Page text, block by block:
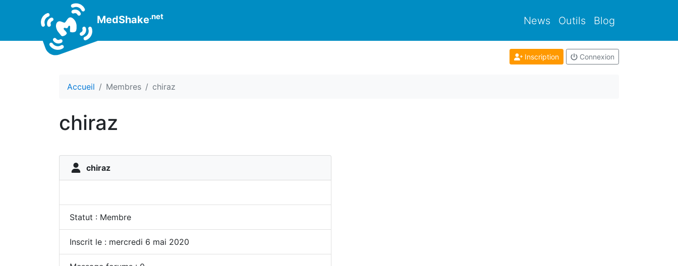
MedShake.net News Outils Blog
Inscription Connexion
Accueil Membres chiraz
chiraz
chiraz
Statut : Membre
Inscrit le : mercredi 6 mai 2020